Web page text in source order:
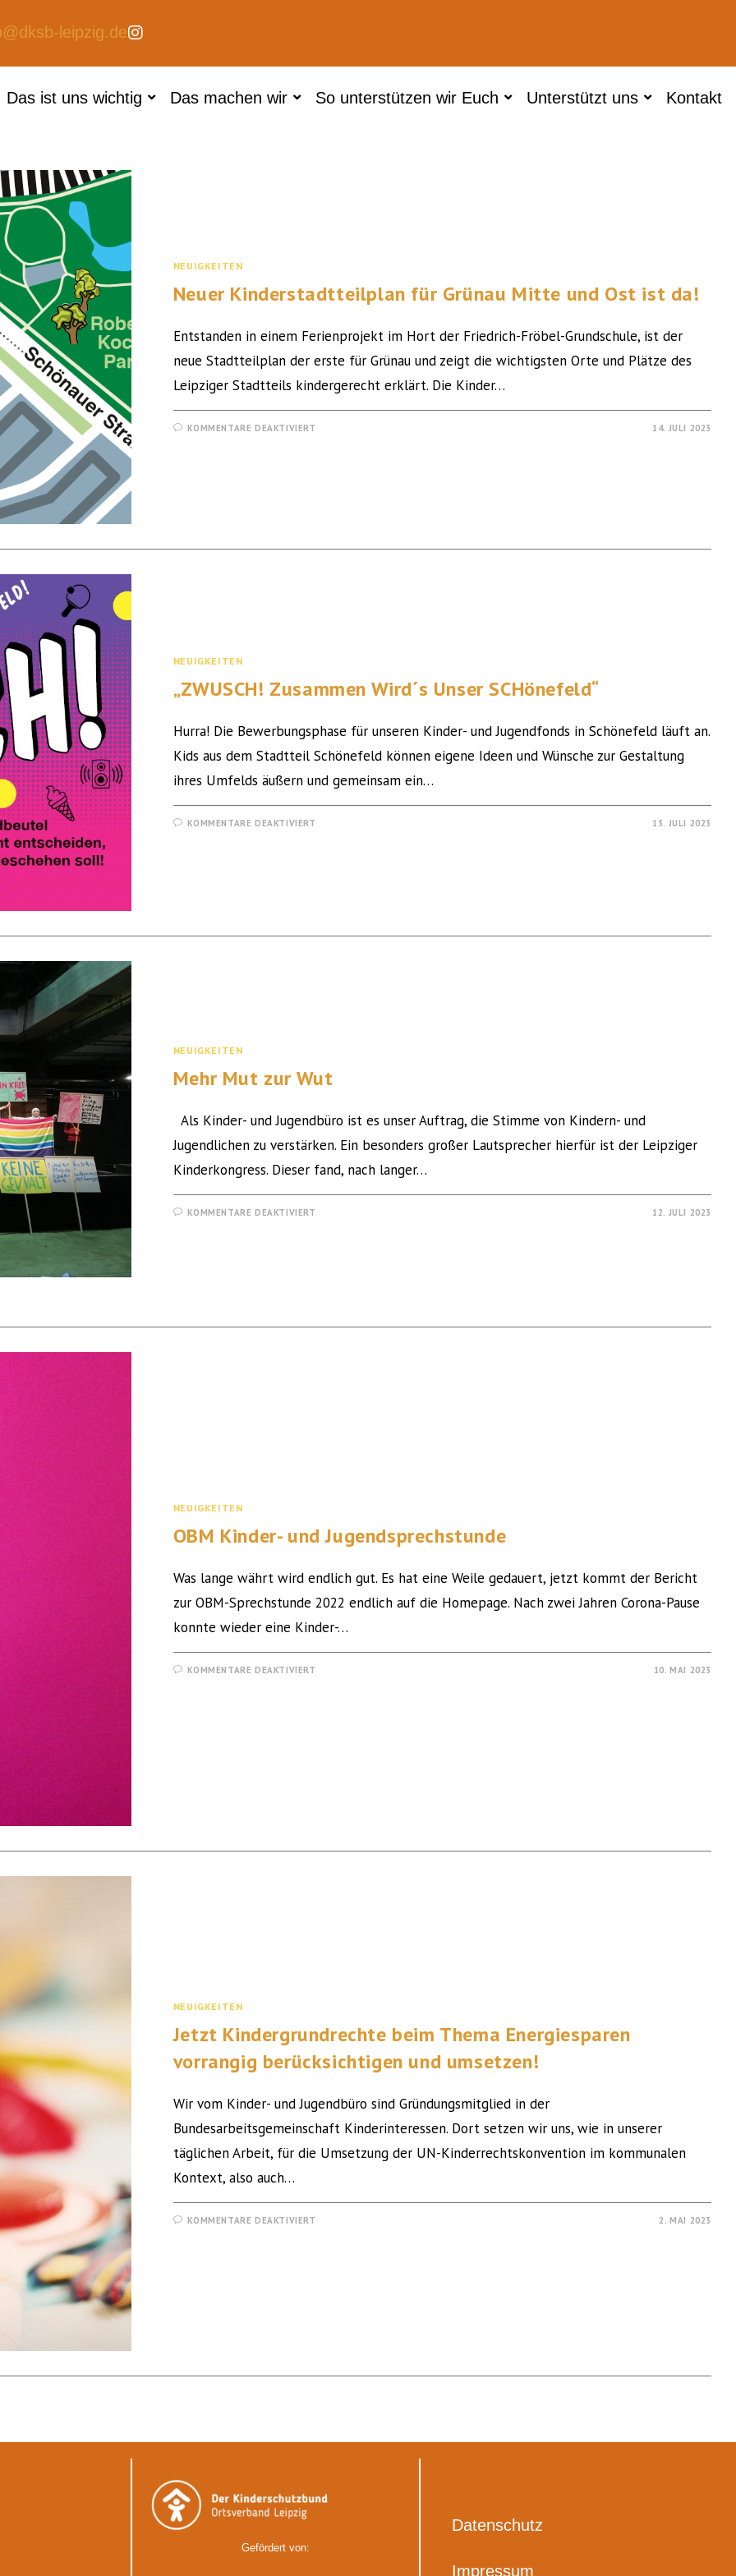
leipzig.de
Das ist uns wichtig Das machen wir So unterstützen wir Euch Unterstützt uns Kontakt
NEUIGKEITEN
Neuer Kinderstadtteilplan für Grünau Mitte und Ost ist da!
Entstanden in einem Ferienprojekt im Hort der Friedrich-Fröbel-Grundschule, ist der
neue Stadtteilplan der erste für Grünau und zeigt die wichtigsten Orte und Plätze des
Leipziger Stadtteils kindergerecht erklärt. Die Kinder…
KOMMENTARE DEAKTIVIERT 14. JULI 2023
NEUIGKEITEN
„ZWUSCH! Zusammen Wird´s Unser SCHönefeld“
Hurra! Die Bewerbungsphase für unseren Kinder- und Jugendfonds in Schönefeld läuft an.
Kids aus dem Stadtteil Schönefeld können eigene Ideen und Wünsche zur Gestaltung
ihres Umfelds äußern und gemeinsam ein…
KOMMENTARE DEAKTIVIERT 13. JULI 2023
NEUIGKEITEN
Mehr Mut zur Wut
Als Kinder- und Jugendbüro ist es unser Auftrag, die Stimme von Kindern- und
Jugendlichen zu verstärken. Ein besonders großer Lautsprecher hierfür ist der Leipziger
Kinderkongress. Dieser fand, nach langer…
KOMMENTARE DEAKTIVIERT 12. JULI 2023
NEUIGKEITEN
OBM Kinder- und Jugendsprechstunde
Was lange währt wird endlich gut. Es hat eine Weile gedauert, jetzt kommt der Bericht
zur OBM-Sprechstunde 2022 endlich auf die Homepage. Nach zwei Jahren Corona-Pause
konnte wieder eine Kinder-…
KOMMENTARE DEAKTIVIERT 10. MAI 2023
NEUIGKEITEN
Jetzt Kindergrundrechte beim Thema Energiesparen
vorrangig berücksichtigen und umsetzen!
Wir vom Kinder- und Jugendbüro sind Gründungsmitglied in der
Bundesarbeitsgemeinschaft Kinderinteressen. Dort setzen wir uns, wie in unserer
täglichen Arbeit, für die Umsetzung der UN-Kinderrechtskonvention im kommunalen
Kontext, also auch…
KOMMENTARE DEAKTIVIERT 2. MAI 2023
Gefördert von:
Datenschutz
Impressum